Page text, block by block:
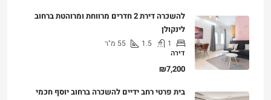
להשכרה דירת 2 חדרים מרווחת ומרוהטת ברחוב
לינקולן
1
1.5
55 מ"ר
דירה
₪7,200
בית פרטי רחב ידיים להשכרה ברחוב יוסף חכמי